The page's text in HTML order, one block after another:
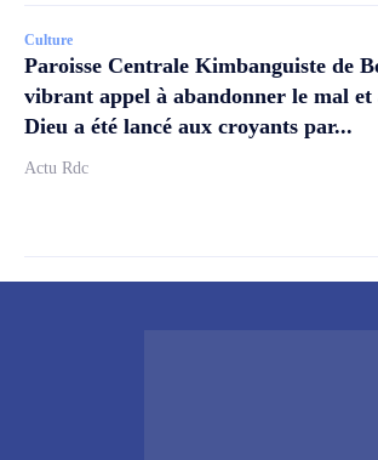
Culture
Paroisse Centrale Kimbanguiste de
vibrant appel à abandonner le mal
Dieu a été lancé aux croyants par...
Actu Rdc